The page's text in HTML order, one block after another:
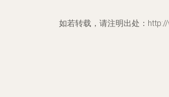
如若转载，请注明出处：